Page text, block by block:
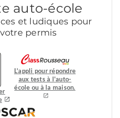
auto-école
et ludiques pour
permis
L'appli pour répondre
aux tests à l'auto-
école ou à la maison.